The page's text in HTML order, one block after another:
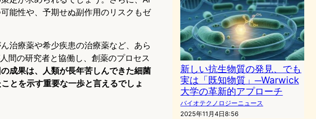
能性や、予期せぬ副作用のリスクもゼ
治療薬や希少疾患の治療薬など、あら
間の研究者と協働し、創薬のプロセス
成果は、人類が長年苦しんできた細菌
とを示す重要な一歩と言えるでしょ
新しい抗生物質の発見、でも
実は「既知物質」─Warwick
大学の革新的アプローチ
バイオテクノロジーニュース
2025年11月4日8:56